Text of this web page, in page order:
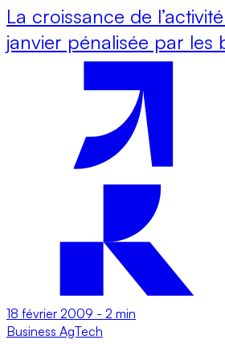
La croissance de
janvier pénalisée par les
18 février 2009 - 2 min
Business AgTech